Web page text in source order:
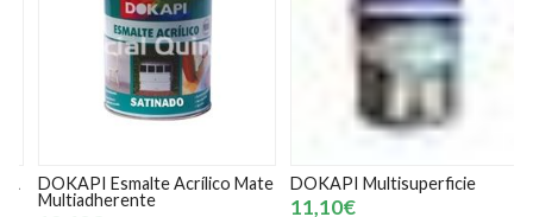
DOKAPI Esmalte Acrílico Mate
Multiadherente
DOKAPI Multisuperficie
11,10€